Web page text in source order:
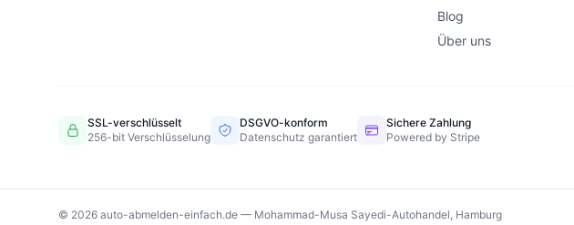
Blog
Über uns
SSL-verschlüsselt
256-bit Verschlüsselung
DSGVO-konform
Datenschutz garantiert
Sichere Zahlung
Powered by Stripe
© 2026 auto-abmelden-einfach.de — Mohammad-Musa Sayedi-Autohandel, Hamburg